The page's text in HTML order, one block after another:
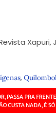
,
PASSA PRA
CUSTA NADA, É